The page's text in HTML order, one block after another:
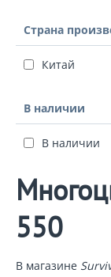
Страна
Китай
В наличии
В наличии
550
В магазине